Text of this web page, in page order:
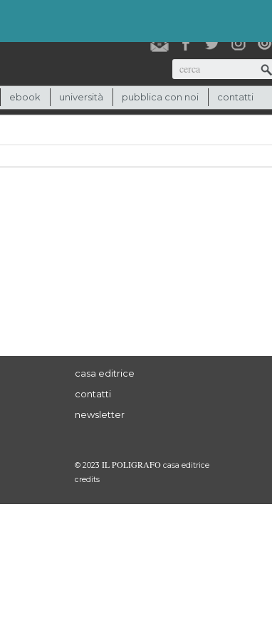
Cerca
ebook università pubblica con noi contatti
casa editrice
contatti
newsletter
© 2023 IL POLIGRAFO casa editrice
credits